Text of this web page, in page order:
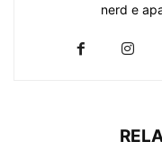
nerd e